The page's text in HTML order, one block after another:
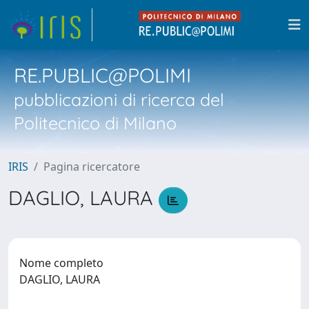
RE.PUBLIC@POLIMI
pubblicazioni di ricerca del
Politecnico di Milano
IRIS Pagina ricercatore
DAGLIO, LAURA
Nome completo
DAGLIO, LAURA